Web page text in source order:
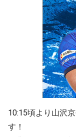
10:15頃より山沢
す！